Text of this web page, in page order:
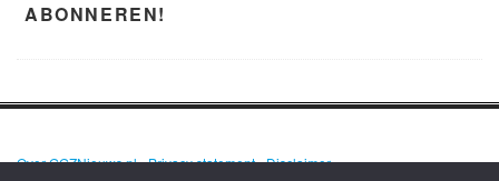
Over GGZNieuws.nl•Privacy statement•Disclaimer